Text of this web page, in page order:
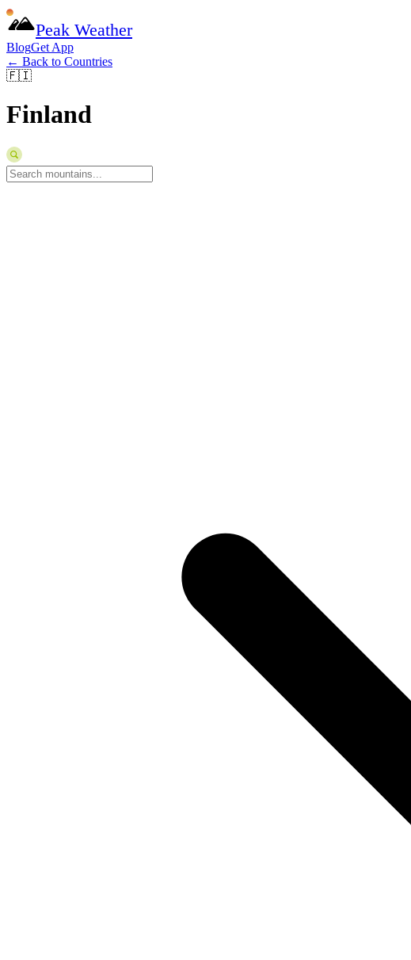
Peak Weather
BlogGet App
← Back to Countries
🇫🇮
Finland